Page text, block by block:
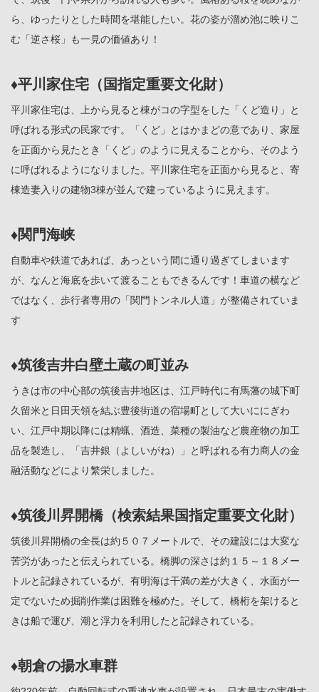
ら、ゆったりとした時間を堪能したい。花の姿が溜め池に映りこ
む「逆さ桜」も一見の価値あり！
♦平川家住宅（国指定重要文化財）
平川家住宅は、上から見ると棟がコの字型をした「くど造り」と
呼ばれる形式の民家です。「くど」とはかまどの意であり、家屋
を正面から見たとき「くど」のように見えることから、そのよう
に呼ばれるようになりました。平川家住宅を正面から見ると、寄
棟造妻入りの建物3棟が並んで建っているように見えます。
♦関門海峡
自動車や鉄道であれば、あっという間に通り過ぎてしまいます
が、なんと海底を歩いて渡ることもできるんです！車道の横など
ではなく、歩行者専用の「関門トンネル人道」が整備されていま
す
♦筑後吉井白壁土蔵の町並み
うきは市の中心部の筑後吉井地区は、江戸時代に有馬藩の城下町
久留米と日田天領を結ぶ豊後街道の宿場町として大いににぎわ
い、江戸中期以降には精蝋、酒造、菜種の製油など農産物の加工
品を製造し、「吉井銀（よしいがね）」と呼ばれる有力商人の金
融活動などにより繁栄しました。
♦筑後川昇開橋（検索結果国指定重要文化財）
筑後川昇開橋の全長は約５０７メートルで、その建設には大変な
苦労があったと伝えられている。橋脚の深さは約１５～１８メー
トルと記録されているが、有明海は干満の差が大きく、水面が一
定でないため掘削作業は困難を極めた。そして、橋桁を架けると
きは船で運び、潮と浮力を利用したと記録されている。
♦朝倉の揚水車群